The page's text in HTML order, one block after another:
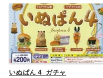
いぬぱん４ ガチャ